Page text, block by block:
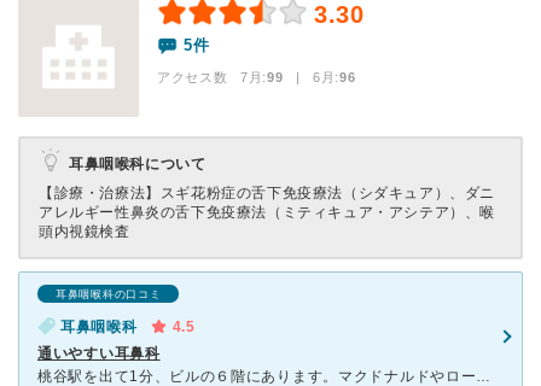
3.30
5件
アクセス数 7月:99 | 6月:96
耳鼻咽喉科について
【診療・治療法】 スギ花粉症の舌下免疫療法（シダキュア）、ダニ
アレルギー性鼻炎の舌下免疫療法（ミティキュア・アシテア）、喉
頭内視鏡検査
耳鼻咽喉科の口コミ
耳鼻咽喉科
4.5
通いやすい耳鼻科
桃谷駅を出て1分、ビルの６階にあります。マクドナルドやローソンの辺りです。エレベーターを降りると、ワンフロアまるごと耳鼻科。きれいな待合で、大きな窓から景色や空が見えて、圧迫感がなくはじめてでも安心感